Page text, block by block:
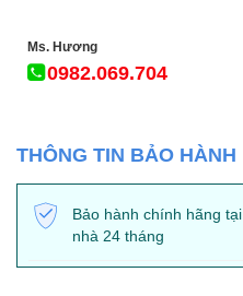
Ms. Hương
0982.069.704
THÔNG TIN BẢO HÀNH
Bảo hành chính hãng tại
nhà 24 tháng